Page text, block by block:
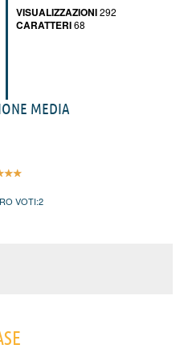
VISUALIZZAZIONI292
CARATTERI68
MEDIA
VOTI:2